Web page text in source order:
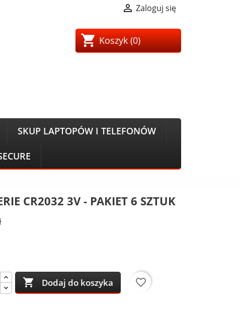
 Zaloguj się
shopping_cart Koszyk (0)
SKUP LAPTOPÓW I TELEFONÓW
CR2032 3V - PAKIET 6 SZTUK
 Dodaj do koszyka favorite_border